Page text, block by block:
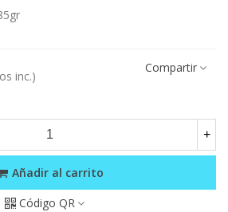
inc.)
Compartir
+
Añadir al carrito
Código QR